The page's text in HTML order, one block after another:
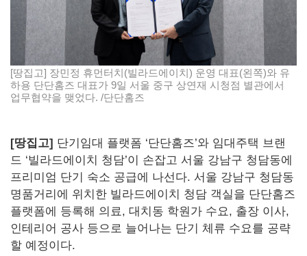
[땅집고] 장민정 휴먼터치(빌라드에이치) 운영 대표(왼쪽)와 유
하용 단단홈즈 대표가 9일 서울 중구 상연재 시청점 별관에서
업무협약을 맺었다. /단단홈즈
[땅집고] 단기임대 플랫폼 ‘단단홈즈’와 임대주택 브랜
드 ‘빌라드에이치 청담’이 손잡고 서울 강남구 청담동에
프리미엄 단기 숙소 공급에 나선다. 서울 강남구 청담동
명품거리에 위치한 빌라드에이치 청담 객실을 단단홈즈
플랫폼에 등록해 의료, 대치동 학원가 수요, 출장 이사,
인테리어 공사 등으로 늘어나는 단기 체류 수요를 공략
할 예정이다.